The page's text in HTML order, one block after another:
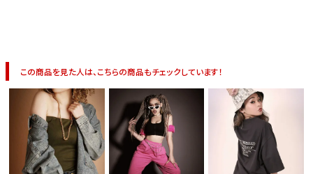
今活躍している多ジャンルダンサーさん×bombshellコラボ特集
この商品を見た人は、こちらの商品もチェックしています！